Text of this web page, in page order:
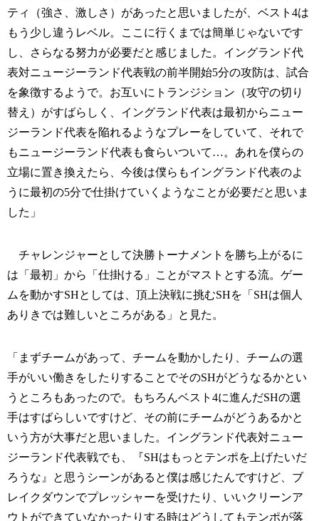
ティ（強さ、激しさ）があったと思いましたが、ベスト4は
もう少し違うレベル。ここに行くまでは簡単じゃないです
し、さらなる努力が必要だと感じました。イングランド代
表対ニュージーランド代表戦の前半開始5分の攻防は、試合
を象徴するようで。お互いにトランジション（攻守の切り
替え）がすばらしく、イングランド代表は最初からニュー
ジーランド代表を陥れるようなプレーをしていて、それで
もニュージーランド代表も食らいついて…。あれを僕らの
立場に置き換えたら、今後は僕らもイングランド代表のよ
うに最初の5分で仕掛けていくようなことが必要だと思いま
した」
チャレンジャーとして決勝トーナメントを勝ち上がるに
は「最初」から「仕掛ける」ことがマストとする流。ゲー
ムを動かすSHとしては、頂上決戦に挑むSHを「SHは個人
ありきでは難しいところがある」と見た。
「まずチームがあって、チームを動かしたり、チームの選
手がいい働きをしたりすることでそのSHがどうなるかとい
うところもあったので。もちろんベスト4に進んだSHの選
手はすばらしいですけど、その前にチームがどうあるかと
いう方が大事だと思いました。イングランド代表対ニュー
ジーランド代表戦でも、『SHはもっとテンポを上げたいだ
ろうな』と思うシーンがあると僕は感じたんですけど、ブ
レイクダウンでプレッシャーを受けたり、いいクリーンア
ウトができていなかったりする時はどうしてもテンポが落